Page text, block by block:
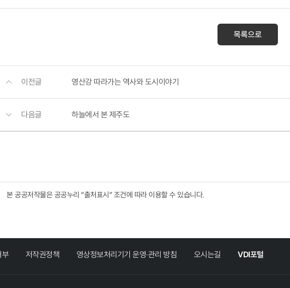
목록으로
이전글 영산강 따라가는 역사와 도시이야기
다음글 하늘에서 본 제주도
본 공공저작물은 공공누리 “출처표시”조건에 따라 이용할 수 있습니다.
부 저작권정책 영상정보처리기기 운영·관리 방침 오시는길 VDI포털